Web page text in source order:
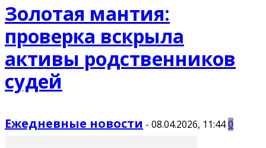
Золотая мантия:
проверка вскрыла
активы родственников
судей
Ежедневные новости - 08.04.2026, 11:440